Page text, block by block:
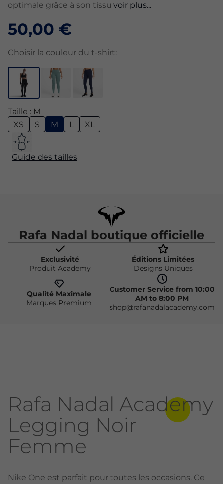
optimale grâce à son tissu voir plus...
50,00 €
Choisir la couleur du t-shirt:
Taille : M
XS
S M L XL
Guide des tailles
Rafa Nadal boutique officielle
Exclusivité
Produit Academy
Éditions Limitées
Designs Uniques
Qualité Maximale
Marques Premium
Customer Service from 10:00
AM to 8:00 PM
shop@rafanadalacademy.com
Rafa Nadal Academy
Legging Noir
Femme
Nike One est parfait pour toutes les occasions. Ce